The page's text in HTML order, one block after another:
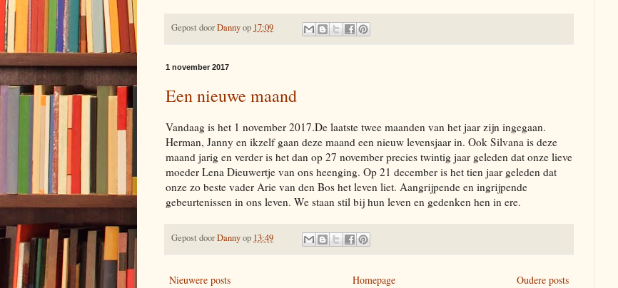
Gepost doorDannyop 17:09
1 november 2017
Een nieuwe maand
Vandaag is het 1 november 2017.De laatste twee maanden van het jaar zijn ingegaan.
Herman, Janny en ikzelf gaan deze maand een nieuw levensjaar in. Ook Silvana is deze
maand jarig en verder is het dan op 27 november precies twintig jaar geleden dat onze lieve
moeder Lena Dieuwertje van ons heenging. Op 21 december is het tien jaar geleden dat
onze zo beste vader Arie van den Bos het leven liet. Aangrijpende en ingrijpende
gebeurtenissen in ons leven. We staan stil bij hun leven en gedenken hen in ere.
Gepost doorDannyop 13:49
Nieuwere posts Oudere posts
Homepage